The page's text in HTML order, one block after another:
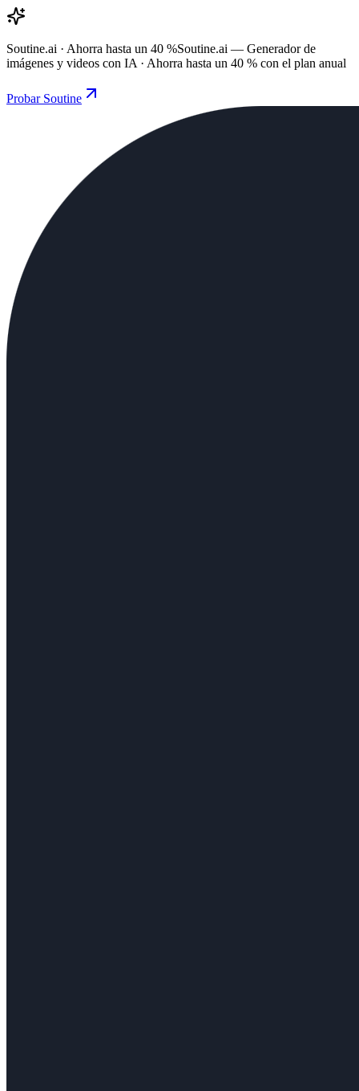
Soutine.ai · Ahorra hasta un 40 %Soutine.ai — Generador de
imágenes y videos con IA · Ahorra hasta un 40 % con el plan anual
Probar Soutine